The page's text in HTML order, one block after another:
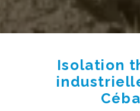
Isolation